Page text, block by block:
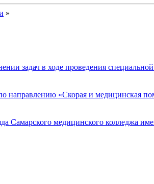
»
задач в ходе проведения
по направлению «Скорая и
Самарского медицинского колледжа